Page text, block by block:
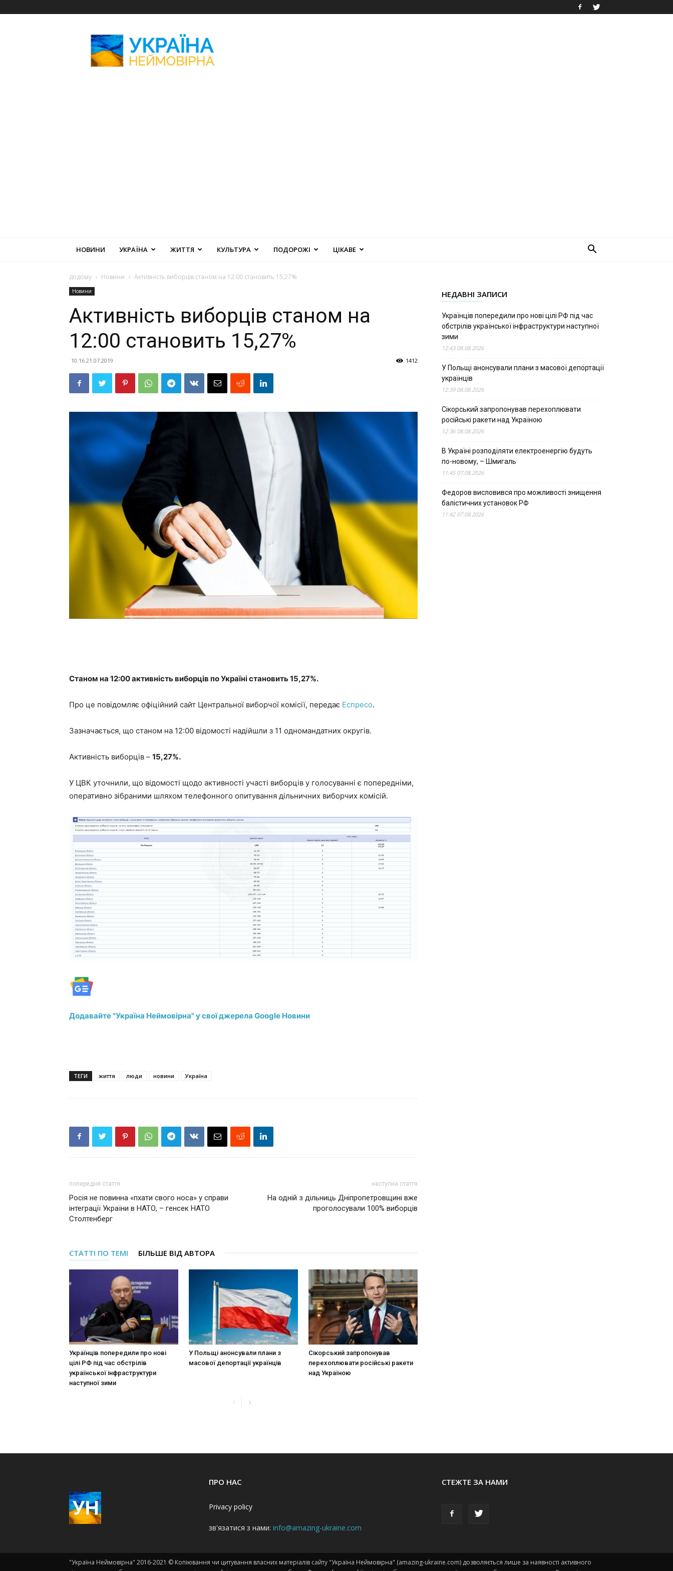
Неймовірна
НОВИНИ УКРАЇНА ЖИТТЯ КУЛЬТУРА ПОДОРОЖІ ЦІКАВЕ
додому Новини Активність виборців станом на 12:00 становить 15,27%
Новини
Активність виборців станом на
12:00 становить 15,27%
10:16 21.07.2019 1412
Станом на 12:00 активність виборців по Україні становить 15,27%.
Про це повідомляє офіційний сайт Центральної виборчої комісії, передає Еспресо.
Зазначається, що станом на 12:00 відомості надійшли з 11 одномандатних округів.
Активність виборців – 15,27%.
У ЦВК уточнили, що відомості щодо активності участі виборців у голосуванні є попередніми,
оперативно зібраними шляхом телефонного опитування дільничних виборчих комісій.
Додавайте "Україна Неймовірна" у свої джерела Google Новини
ТЕГИ життя люди новини Україна
попередня стаття
Росія не повинна «пхати свого носа» у справи
інтеграції України в НАТО, – генсек НАТО
Столтенберг
наступна стаття
На одній з дільниць Дніпропетровщині вже
проголосували 100% виборців
СТАТТІ ПО ТЕМІ БІЛЬШЕ ВІД АВТОРА
Українців попередили про нові
цілі РФ під час обстрілів
української інфраструктури
наступної зими
У Польщі анонсували плани з
масової депортації українців
Сікорський запропонував
перехоплювати російські ракети
над Україною
НЕДАВНІ ЗАПИСИ
Українців попередили про нові цілі РФ під час
обстрілів української інфраструктури наступної
зими
12:43 08.08.2026
У Польщі анонсували плани з масової депортації
українців
12:39 08.08.2026
Сікорський запропонував перехоплювати
російські ракети над Україною
12:36 08.08.2026
В Україні розподіляти електроенергію будуть
по-новому, – Шмигаль
11:45 07.08.2026
Федоров висловився про можливості знищення
балістичних установок РФ
11:42 07.08.2026
ПРО НАС
Privacy policy
зв'язатися з нами: info@amazing-ukraine.com
СТЕЖТЕ ЗА НАМИ
"Україна Неймовірна" 2016-2021 © Копіювання чи цитування власних матеріалів сайту "Україна Неймовірна" (amazing-ukraine.com) дозволяється лише за наявності активного